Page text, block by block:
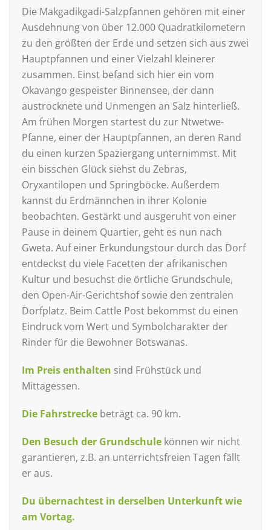
Die Makgadikgadi-Salzpfannen gehören mit einer
Ausdehnung von über 12.000 Quadratkilometern
zu den größten der Erde und setzen sich aus zwei
Hauptpfannen und einer Vielzahl kleinerer
zusammen. Einst befand sich hier ein vom
Okavango gespeister Binnensee, der dann
austrocknete und Unmengen an Salz hinterließ.
Am frühen Morgen startest du zur Ntwetwe-
Pfanne, einer der Hauptpfannen, an deren Rand
du einen kurzen Spaziergang unternimmst. Mit
ein bisschen Glück siehst du Zebras,
Oryxantilopen und Springböcke. Außerdem
kannst du Erdmännchen in ihrer Kolonie
beobachten. Gestärkt und ausgeruht von einer
Pause in deinem Quartier, geht es nun nach
Gweta. Auf einer Erkundungstour durch das Dorf
entdeckst du viele Facetten der afrikanischen
Kultur und besuchst die örtliche Grundschule,
den Open-Air-Gerichtshof sowie den zentralen
Dorfplatz. Beim Cattle Post bekommst du einen
Eindruck vom Wert und Symbolcharakter der
Rinder für die Bewohner Botswanas.
Im Preis enthalten sind Frühstück und
Mittagessen.
Die Fahrstrecke beträgt ca. 90 km.
Den Besuch der Grundschule können wir nicht
garantieren, z.B. an unterrichtsfreien Tagen fällt
er aus.
Du übernachtest in derselben Unterkunft wie
am Vortag.